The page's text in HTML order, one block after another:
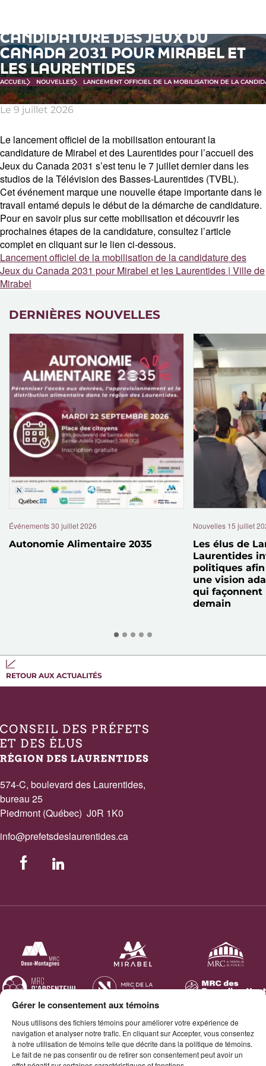
Gérer le consentement aux témoins
Nous utilisons des fichiers témoins pour améliorer votre expérience de
navigation et analyser notre trafic. En cliquant sur Accepter, vous consentez
à notre utilisation de témoins telle que décrite dans la politique de témoins.
Le fait de ne pas consentir ou de retirer son consentement peut avoir un
principal
CANDIDATURE DES JEUX DU
CANADA 2031 POUR MIRABEL ET
LES LAURENTIDES
ACCUEIL NOUVELLES LANCEMENT OFFICIEL DE LA MOBILISATION DE LA
Le 9 juillet 2026
Le lancement officiel de la mobilisation entourant la
candidature de Mirabel et des Laurentides pour l’accueil des
Jeux du Canada 2031 s’est tenu le 7 juillet dernier dans les
studios de la Télévision des Basses-Laurentides (TVBL).
Cet événement marque une nouvelle étape importante dans le
travail entamé depuis le début de la démarche de candidature.
Pour en savoir plus sur cette mobilisation et découvrir les
prochaines étapes de la candidature, consultez l’article
complet en cliquant sur le lien ci-dessous.
Lancement officiel de la mobilisation de la candidature des
Jeux du Canada 2031 pour Mirabel et les Laurentides | Ville de
Mirabel
DERNIÈRES NOUVELLES
Événements30 juillet 2026
Autonomie Alimentaire 2035
Nouvelles 15 juillet
Les élus de
Laurentides
politiques
une vision
qui façonnent
demain
RETOUR AUX ACTUALITÉS
574-C, boulevard des Laurentides,
bureau 25
Piedmont (Québec) J0R 1K0
info@prefetsdeslaurentides.ca